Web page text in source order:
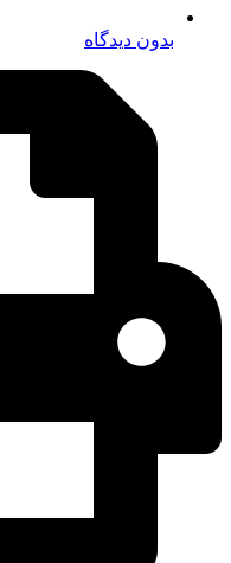
بدون دیدگاه